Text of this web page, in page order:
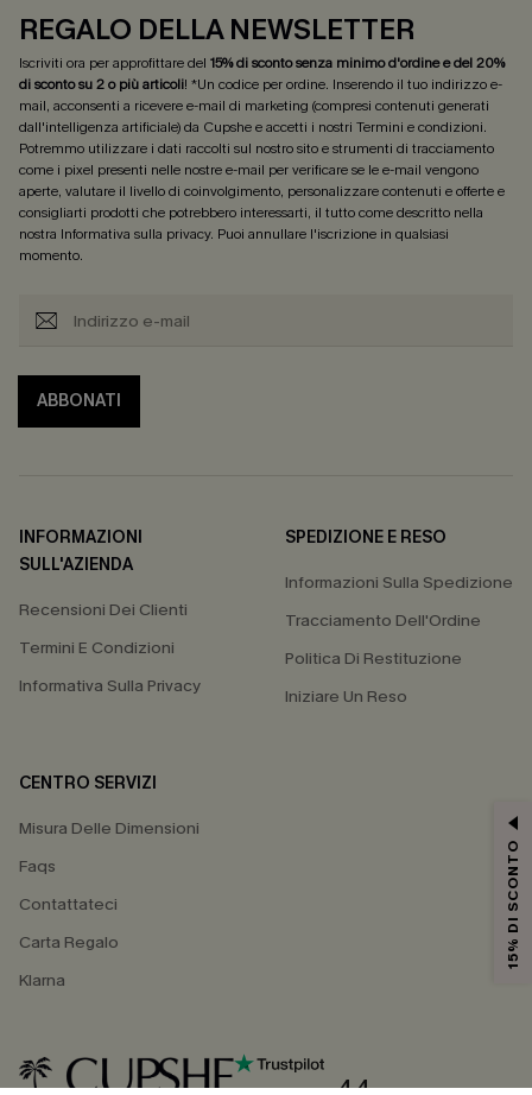
REGALO DELLA NEWSLETTER
Iscriviti ora per approfittare del 15% di sconto senza minimo d'ordine e del 20%
di sconto su 2 o più articoli! *Un codice per ordine. Inserendo il tuo indirizzo e-
mail, acconsenti a ricevere e-mail di marketing (compresi contenuti generati
dall'intelligenza artificiale) da Cupshe e accetti i nostri Termini e condizioni.
Potremmo utilizzare i dati raccolti sul nostro sito e strumenti di tracciamento
come i pixel presenti nelle nostre e-mail per verificare se le e-mail vengono
aperte, valutare il livello di coinvolgimento, personalizzare contenuti e offerte e
consigliarti prodotti che potrebbero interessarti, il tutto come descritto nella
nostra Informativa sulla privacy. Puoi annullare l'iscrizione in qualsiasi
momento.
ABBONATI
INFORMAZIONI
SULL'AZIENDA
Recensioni Dei Clienti
Termini E Condizioni
Informativa Sulla Privacy
SPEDIZIONE E RESO
Informazioni Sulla Spedizione
Tracciamento Dell'Ordine
Politica Di Restituzione
Iniziare Un Reso
CENTRO SERVIZI
Misura Delle Dimensioni
Faqs
Contattateci
Carta Regalo
Klarna
4.4
15% DI SCONTO